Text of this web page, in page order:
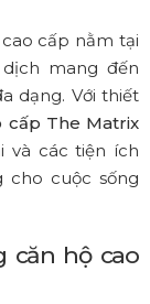
cấp nằm tại
mang đến
dạng. Với thiết
cấp The Matrix
và các tiện ích
cho cuộc sống
căn hộ cao